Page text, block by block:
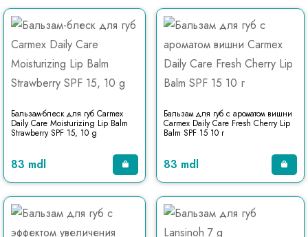
Бальзам-блеск для губ Carmex
Daily Care Moisturizing Lip Balm
Strawberry SPF 15, 10 g
83 mdl
Бальзам для губ с ароматом вишни
Carmex Daily Care Fresh Cherry Lip
Balm SPF 15 10 г
83 mdl